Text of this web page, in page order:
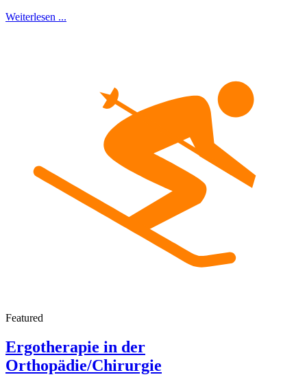
Weiterlesen ...
Featured
Ergotherapie in der
Orthopädie/Chirurgie